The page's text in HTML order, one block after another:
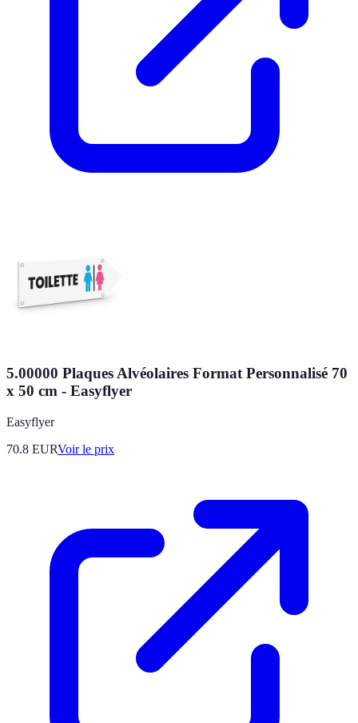
5.00000 Plaques Alvéolaires Format Personnalisé 70
x 50 cm - Easyflyer
Easyflyer
70.8 EURVoir le prix